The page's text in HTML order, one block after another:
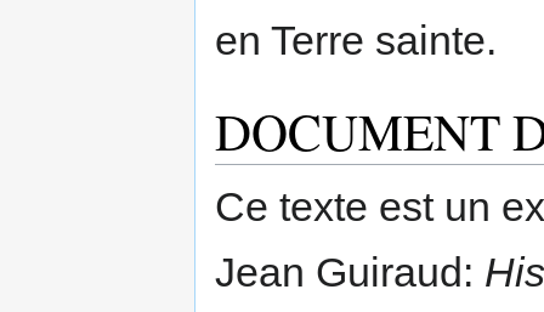
en Terre sainte.
DOCUMENT
Ce texte est un
Jean Guiraud: